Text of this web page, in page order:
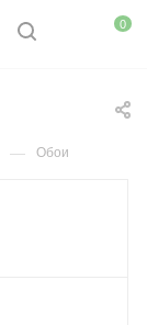
0
— Обои